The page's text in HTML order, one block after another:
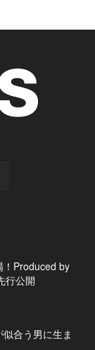
！Produced by
行公開
合う男に生ま